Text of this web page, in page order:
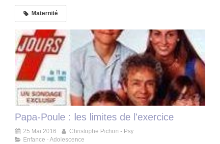
Maternité
Papa-Poule : les limites de l'exercice
25 Mai 2016
Christophe Pichon - Psy
Enfance - Adolescence